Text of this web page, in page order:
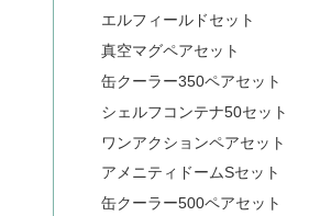
エルフィールドセット
真空マグペアセット
缶クーラー350ペアセット
シェルフコンテナ50セット
ワンアクションペアセット
アメニティドームSセット
缶クーラー500ペアセット